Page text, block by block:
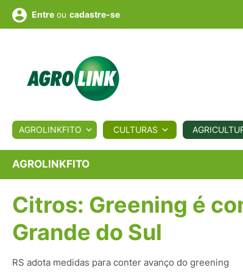
BIOLÓGICOS COTAÇÕES NOTÍCIAS
Conversor Colunistas Eventos
Fotos
Vídeos
Entre ou cadastre-se
AGROLINKFITO CULTURAS
AGROLINKFITO
Citros: Greening é
Grande do Sul
RS adota medidas para conter avanço do greening